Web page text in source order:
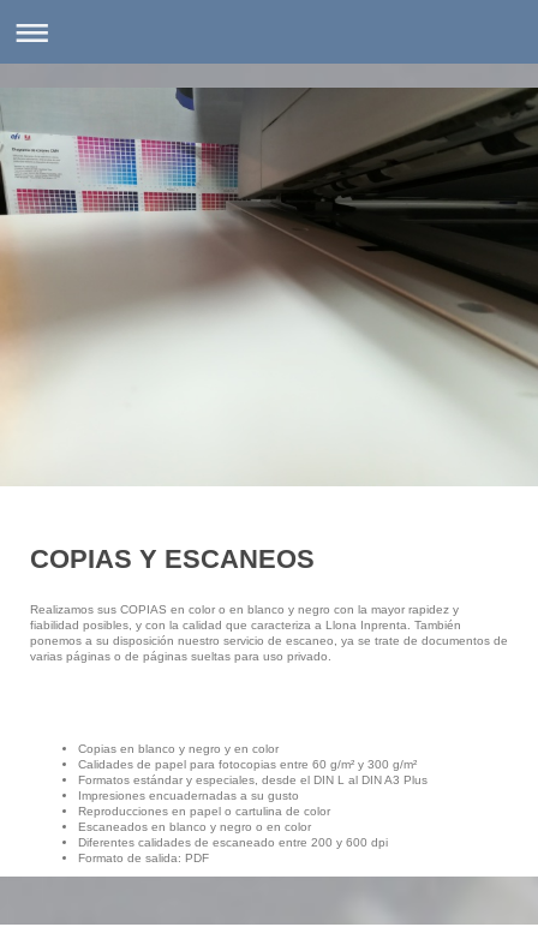
COPIAS Y ESCANEOS
Realizamos sus COPIAS en color o en blanco y negro con la mayor rapidez y
fiabilidad posibles, y con la calidad que caracteriza a Llona Inprenta. También
ponemos a su disposición nuestro servicio de escaneo, ya se trate de documentos de
varias páginas o de páginas sueltas para uso privado.
Copias en blanco y negro y en color
Calidades de papel para fotocopias entre 60 g/m² y 300 g/m²
Formatos estándar y especiales, desde el DIN L al DIN A3 Plus
Impresiones encuadernadas a su gusto
Reproducciones en papel o cartulina de color
Escaneados en blanco y negro o en color
Diferentes calidades de escaneado entre 200 y 600 dpi
Formato de salida: PDF